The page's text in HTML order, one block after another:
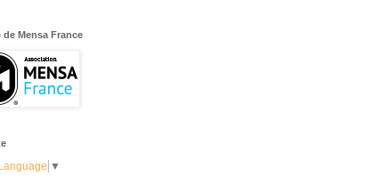
de Mensa France
▼